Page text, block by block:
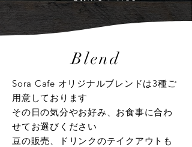
Blend
Sora Cafe オリジナルブレンドは3種​ご
用意しております
​その日の気分やお好み、お食事に合わ
せてお選びください
​豆の販売、ドリンクのテイクアウトも